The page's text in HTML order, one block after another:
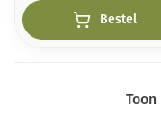
Bestel
Toon